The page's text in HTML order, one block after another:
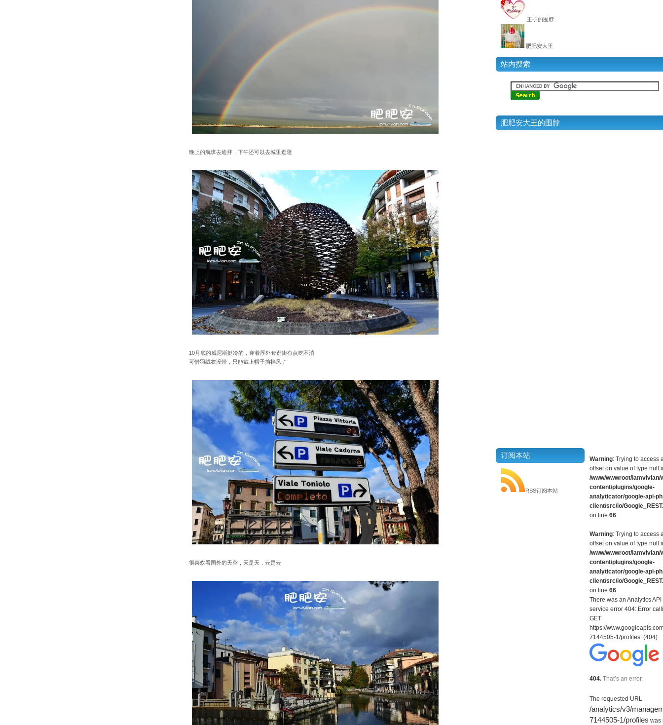
晚上的航班去迪拜，下午还可以去城里逛逛
10月底的威尼斯挺冷的，穿着厚外套逛街有点吃不消
可惜羽绒衣没带，只能戴上帽子挡挡风了
很喜欢看国外的天空，天是天，云是云
王子的围脖
肥肥安大王
站内搜索
肥肥安大王的围脖
订阅本站
RSS订阅本站
Warning: Trying to access
offset on value of type null
/www/wwwroot/iamvivian/
content/plugins/google-
analyticator/google-api-
client/src/io/
on line 66
Warning: Trying to access
offset on value of type null
/www/wwwroot/iamvivian/
content/plugins/google-
analyticator/google-api-
client/src/io/
on line 66
There was an Analytics API
service error 404: Error
GET
https://
7144505-1/profiles: (404)
404. That’s an error.
The requested URL
/analytics/v3/
7144505-1/profiles was